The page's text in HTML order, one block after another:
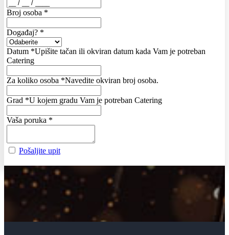
Broj osoba *
Događaj? *
Datum *Upišite tačan ili okviran datum kada Vam je potreban
Catering
Za koliko osoba *Navedite okviran broj osoba.
Grad *U kojem gradu Vam je potreban Catering
Vaša poruka *
Pošaljite upit